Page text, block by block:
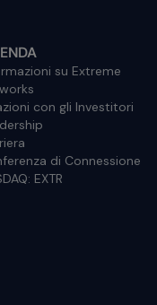
su Extreme
con gli Investitori
di Connessione
EXTR